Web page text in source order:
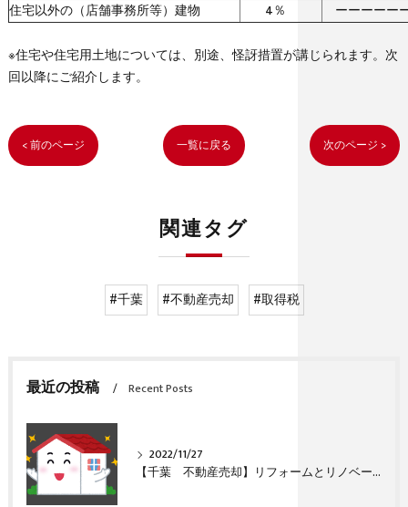
住宅以外の（店舗事務所等）建物
4％ ーーーーー
※住宅や住宅用土地については、別途、怪訝措置が講じられます。次
回以降にご紹介します。
< 前のページ 一覧に戻る 次のページ >
関連タグ
#千葉 #不動産売却 #取得税
最近の投稿 Recent Posts
2022/11/27
【千葉 不動産売却】リフォームとリノベーションの違い